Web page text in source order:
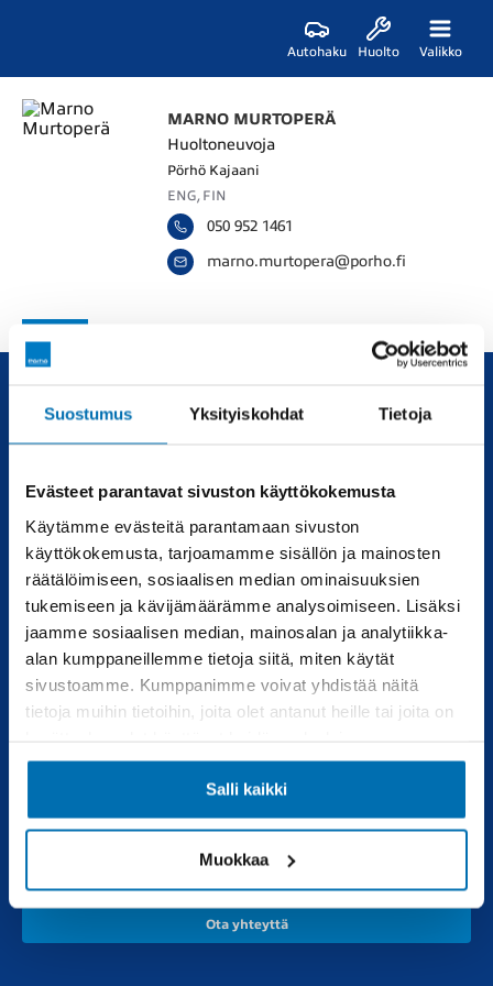
Suostumus Yksityiskohdat Tietoja
Evästeet parantavat sivuston käyttökokemusta
Käytämme evästeitä parantamaan sivuston
käyttökokemusta, tarjoamamme sisällön ja mainosten
räätälöimiseen, sosiaalisen median ominaisuuksien
tukemiseen ja kävijämäärämme analysoimiseen. Lisäksi
jaamme sosiaalisen median, mainosalan ja analytiikka-
alan kumppaneillemme tietoja siitä, miten käytät
sivustoamme. Kumppanimme voivat yhdistää näitä
tietoja muihin tietoihin, joita olet antanut heille tai joita on
Salli kaikki
Muokkaa
Autohaku Huolto Valikko
MARNO MURTOPERÄ
Huoltoneuvoja
Pörhö Kajaani
ENG, FIN
050 952 1461
p .
m o
n
a h
r or
r
o. i
@
m f
urtope a
Automyynti
Uudet autot
Vaihtoautot
Pörhötakuu
Huolto
Varaa huolto
Vauriokorjaus
Tuulilasipalvelu
Varaosat
Pörhö renkaat
Muut liikkeemme
Ota yhteyttä